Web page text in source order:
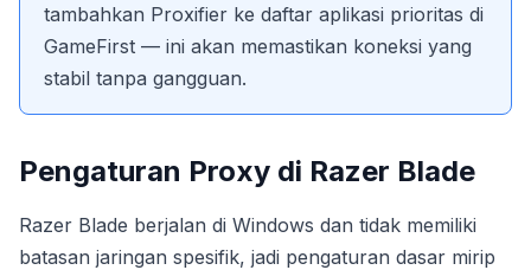
tambahkan Proxifier ke daftar aplikasi prioritas di
GameFirst — ini akan memastikan koneksi yang
stabil tanpa gangguan.
Pengaturan Proxy di Razer Blade
Razer Blade berjalan di Windows dan tidak memiliki
batasan jaringan spesifik, jadi pengaturan dasar mirip